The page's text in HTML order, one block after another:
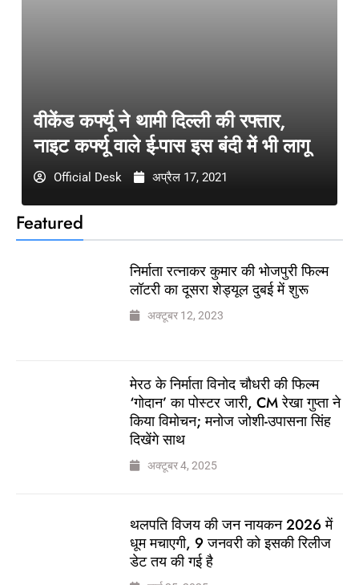
Featured
निर्माता रत्नाकर कुमार की भोजपुरी फिल्म
लॉटरी का दूसरा शेड्यूल दुबई में शुरू
अक्टूबर 12, 2023
मेरठ के निर्माता विनोद चौधरी की फिल्म
‘गोदान’ का पोस्टर जारी, CM रेखा गुप्ता ने
किया विमोचन; मनोज जोशी-उपासना सिंह
दिखेंगे साथ
अक्टूबर 4, 2025
थलपति विजय की जन नायकन 2026 में
धूम मचाएगी, 9 जनवरी को इसकी रिलीज
डेट तय की गई है
वीकेंड कर्फ्यू ने थामी दिल्ली की रफ्तार,
नाइट कर्फ्यू वाले ई-पास इस बंदी में भी लागू
Official Desk अप्रैल 17, 2021